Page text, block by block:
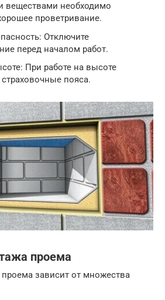
веществами необходимо
проветривание.
Отключите
перед началом работ.
При работе на высоте
страховочные пояса.
проема
зависит от множества